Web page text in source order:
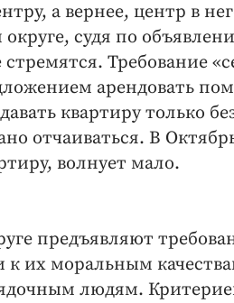
а вернее, центр в
судя по
Требование
арендовать
квартиру только
отчаиваться. В
волнует мало.
предъявляют
к их моральным
людям.